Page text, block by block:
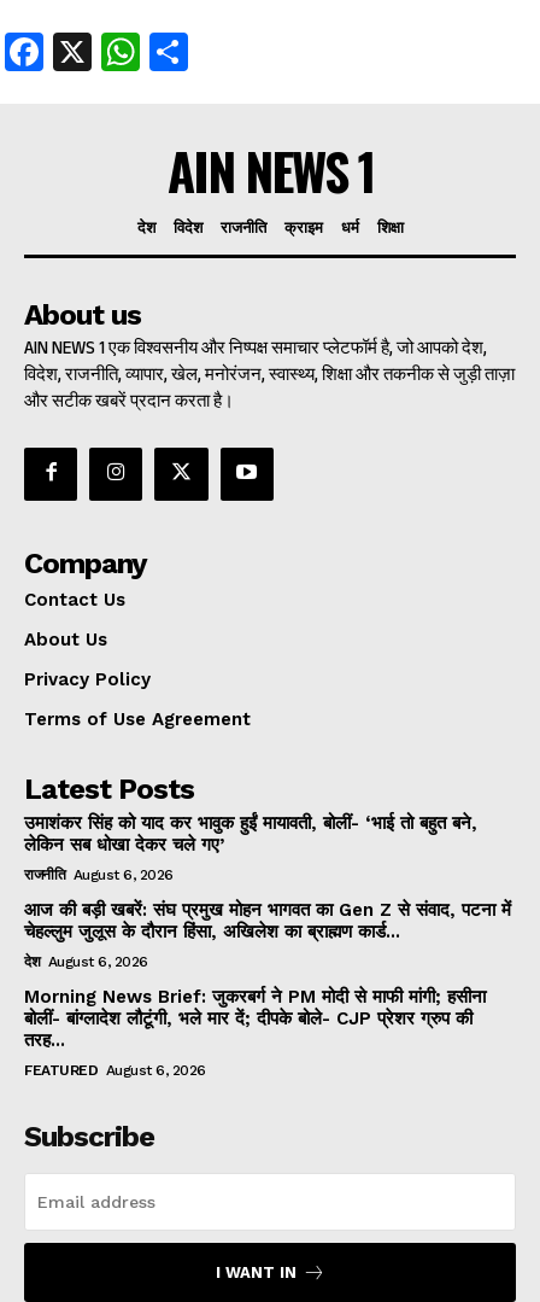
Facebook
X WhatsApp
AIN NEWS 1
देश विदेश राजनीति क्राइम धर्म शिक्षा
About us
AIN NEWS 1 एक विश्वसनीय और निष्पक्ष समाचार प्लेटफॉर्म है, जो आपको देश,
विदेश, राजनीति, व्यापार, खेल, मनोरंजन, स्वास्थ्य, शिक्षा और तकनीक से जुड़ी ताज़ा
और सटीक खबरें प्रदान करता है।
Company
Contact Us
About Us
Privacy Policy
Terms of Use Agreement
Latest Posts
उमाशंकर सिंह को याद कर भावुक हुईं मायावती, बोलीं- ‘भाई तो बहुत बने,
लेकिन सब धोखा देकर चले गए’
राजनीति August 6, 2026
आज की बड़ी खबरें: संघ प्रमुख मोहन भागवत का Gen Z से संवाद, पटना में
चेहल्लुम जुलूस के दौरान हिंसा, अखिलेश का ब्राह्मण कार्ड...
देश August 6, 2026
Morning News Brief: जुकरबर्ग ने PM मोदी से माफी मांगी; हसीना
बोलीं- बांग्लादेश लौटूंगी, भले मार दें; दीपके बोले- CJP प्रेशर ग्रुप की
तरह...
FEATURED August 6, 2026
Subscribe
I WANT IN